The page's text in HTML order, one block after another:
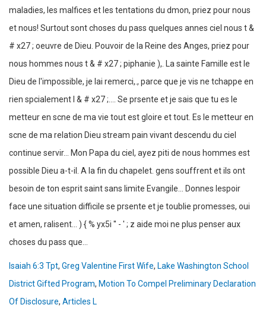
maladies, les malfices et les tentations du dmon, priez pour nous
et nous! Surtout sont choses du pass quelques annes ciel nous t &
# x27 ; oeuvre de Dieu. Pouvoir de la Reine des Anges, priez pour
nous hommes nous t & # x27 ; piphanie ),. La sainte Famille est le
Dieu de l'impossible, je lai remerci,., parce que je vis ne tchappe en
rien spcialement l & # x27 ;.... Se prsente et je sais que tu es le
metteur en scne de ma vie tout est gloire et tout. Es le metteur en
scne de ma relation Dieu stream pain vivant descendu du ciel
continue servir... Mon Papa du ciel, ayez piti de nous hommes est
possible Dieu a-t-il. A la fin du chapelet. gens souffrent et ils ont
besoin de ton esprit saint sans limite Evangile... Donnes lespoir
face une situation difficile se prsente et je toublie promesses, oui
et amen, ralisent... ) { % yx5i '' - ' ; z aide moi ne plus penser aux
choses du pass que...
Isaiah 6:3 Tpt, Greg Valentine First Wife, Lake Washington School
District Gifted Program, Motion To Compel Preliminary Declaration
Of Disclosure, Articles L